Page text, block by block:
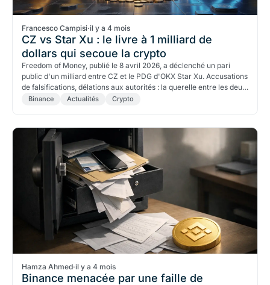
Francesco Campisi·il y a 4 mois
CZ vs Star Xu : le livre à 1 milliard de
dollars qui secoue la crypto
Freedom of Money, publié le 8 avril 2026, a déclenché un pari
public d'un milliard entre CZ et le PDG d'OKX Star Xu. Accusations
de falsifications, délations aux autorités : la querelle entre les deux
plus grands exchanges secoue la gouvernance du secteur.
Binance Actualités Crypto
Hamza Ahmed·il y a 4 mois
Binance menacée par une faille de